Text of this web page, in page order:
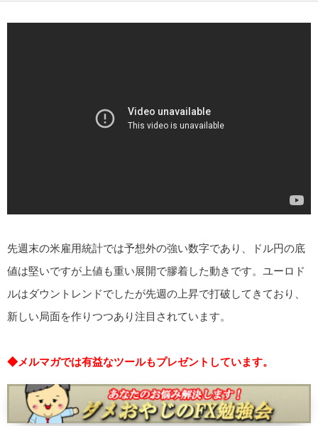
先週末の米雇用統計では予想外の強い数字であり、ドル円の底
値は堅いですが上値も重い展開で膠着した動きです。ユーロド
ルはダウントレンドでしたが先週の上昇で打破してきており、
新しい局面を作りつつあり注目されています。
◆メルマガでは有益なツールもプレゼントしています。